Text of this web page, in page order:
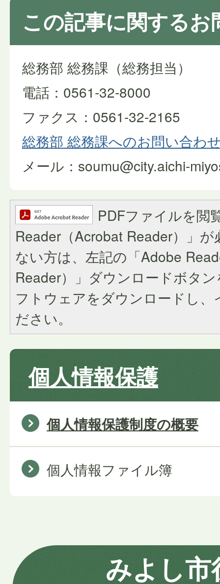
この記事に関するお
総務部 総務課（総務担当）
電話：0561-32-8000
ファクス：0561-32-2165
総務部 総務課へのお問い合わ
メール：soumu@city.aichi-
PDFファイルを閲
Reader（Acrobat Reader）」
ない方は、左記の「Adobe
Reader）」ダウンロードボタ
フトウェアをダウンロードし
ださい。
個人情報保護
個人情報保護制度の概要
個人情報ファイル簿
みよし市